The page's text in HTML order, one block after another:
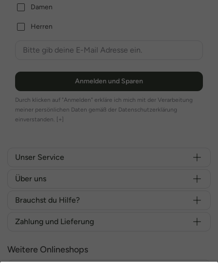
Damen
Herren
Anmelden und Sparen
Durch klicken auf "Anmelden" erkläre ich mich mit der Verarbeitung
meiner persönlichen Daten gemäß der Datenschutzerklärung
einverstanden. [+]
Unser Service
Über uns
Brauchst du Hilfe?
Zahlung und Lieferung
Weitere Onlineshops